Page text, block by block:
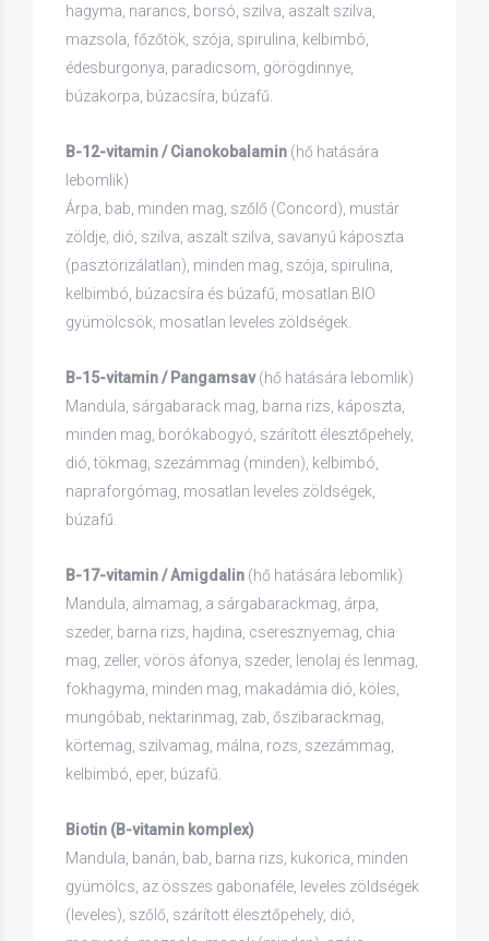
hagyma, narancs, borsó, szilva, aszalt szilva,
mazsola, főzőtök, szója, spirulina, kelbimbó,
édesburgonya, paradicsom, görögdinnye,
búzakorpa, búzacsíra, búzafű.
B-12-vitamin / Cianokobalamin (hő hatására
lebomlik)
Árpa, bab, minden mag, szőlő (Concord), mustár
zöldje, dió, szilva, aszalt szilva, savanyú káposzta
(pasztörizálatlan), minden mag, szója, spirulina,
kelbimbó, búzacsíra és búzafű, mosatlan BIO
gyümölcsök, mosatlan leveles zöldségek.
B-15-vitamin / Pangamsav(hő hatására lebomlik)
Mandula, sárgabarack mag, barna rizs, káposzta,
minden mag, borókabogyó, szárított élesztőpehely,
dió, tökmag, szezámmag (minden), kelbimbó,
napraforgómag, mosatlan leveles zöldségek,
búzafű.
B-17-vitamin / Amigdalin (hő hatására lebomlik)
Mandula, almamag, a sárgabarackmag, árpa,
szeder, barna rizs, hajdina, cseresznyemag, chia
mag, zeller, vörös áfonya, szeder, lenolaj és lenmag,
fokhagyma, minden mag, makadámia dió, köles,
mungóbab, nektarinmag, zab, őszibarackmag,
körtemag, szilvamag, málna, rozs, szezámmag,
kelbimbó, eper, búzafű.
Biotin (B-vitamin komplex)
Mandula, banán, bab, barna rizs, kukorica, minden
gyümölcs, az összes gabonaféle, leveles zöldségek
(leveles), szőlő, szárított élesztőpehely, dió,